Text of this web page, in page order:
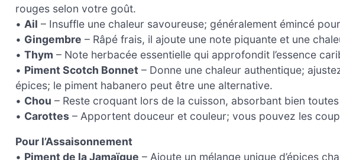
rouges selon votre goût.
• Ail – Insuffle une chaleur savoureuse; généralement émincé
• Gingembre – Râpé frais, il ajoute une note piquante et une
• Thym – Note herbacée essentielle qui approfondit l’essence
• Piment Scotch Bonnet – Donne une chaleur authentique;
épices; le piment habanero peut être une alternative.
• Chou – Reste croquant lors de la cuisson, absorbant bien
• Carottes – Apportent douceur et couleur; vous pouvez les
Pour l’Assaisonnement
• Piment de la Jamaïque – Ajoute un mélange unique d’épices